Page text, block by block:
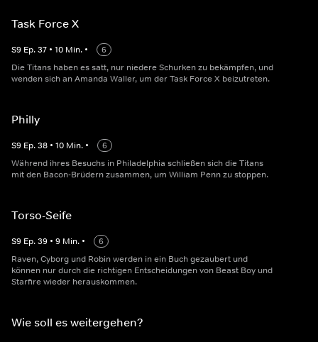
Task Force X
S9 Ep.37 • 10 Min. •
6
Die Titans haben es satt, nur niedere Schurken zu bekämpfen, und
wenden sich an Amanda Waller, um der Task Force X beizutreten.
Philly
S9 Ep.38 • 10 Min. •
6
Während ihres Besuchs in Philadelphia schließen sich die Titans
mit den Bacon-Brüdern zusammen, um William Penn zu stoppen.
Torso-Seife
S9 Ep.39 • 9 Min. •
6
Raven, Cyborg und Robin werden in ein Buch gezaubert und
können nur durch die richtigen Entscheidungen von Beast Boy und
Starfire wieder herauskommen.
Wie soll es weitergehen?